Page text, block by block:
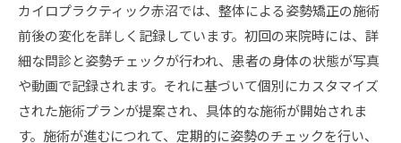
カイロプラクティック赤沼では、整体による姿勢矯正の施術
前後の変化を詳しく記録しています。初回の来院時には、詳
細な問診と姿勢チェックが行われ、患者の身体の状態が写真
や動画で記録されます。それに基づいて個別にカスタマイズ
された施術プランが提案され、具体的な施術が開始されま
す。施術が進むにつれて、定期的に姿勢のチェックを行い、